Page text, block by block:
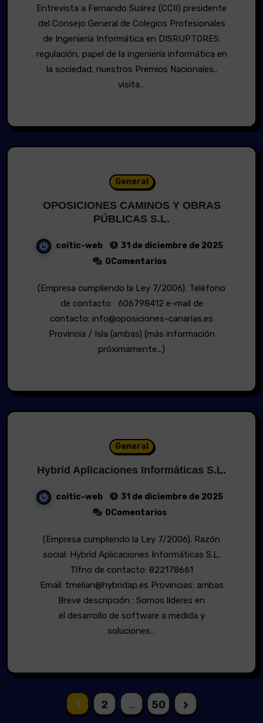
Entrevista a Fernando Suárez (CCII) presidente
del Consejo General de Colegios Profesionales
de Ingeniería Informática en DISRUPTORES:
regulación, papel de la ingeniería informática en
la sociedad, nuestros Premios Nacionales..
visita…
General
OPOSICIONES CAMINOS Y OBRAS
PÚBLICAS S.L.
coitic-web
31 de diciembre de 2025
0Comentarios
(Empresa cumpliendo la Ley 7/2006). Teléfono
de contacto 606798412 e-mail de
contacto: info@oposiciones-canarias.es
Provincia / Isla (ambas) (más información
próximamente...)
General
Hybrid Aplicaciones Informáticas S.L.
coitic-web
31 de diciembre de 2025
0Comentarios
(Empresa cumpliendo la Ley 7/2006). Razón
social: Hybrid Aplicaciones Informáticas S.L.
Tlfno de contacto: 822178661
Email: tmelian@hybridap.es Provincias: ambas
Breve descripción : Somos líderes en
el desarrollo de software a medida y
soluciones…
Paginación
1 2 … 50